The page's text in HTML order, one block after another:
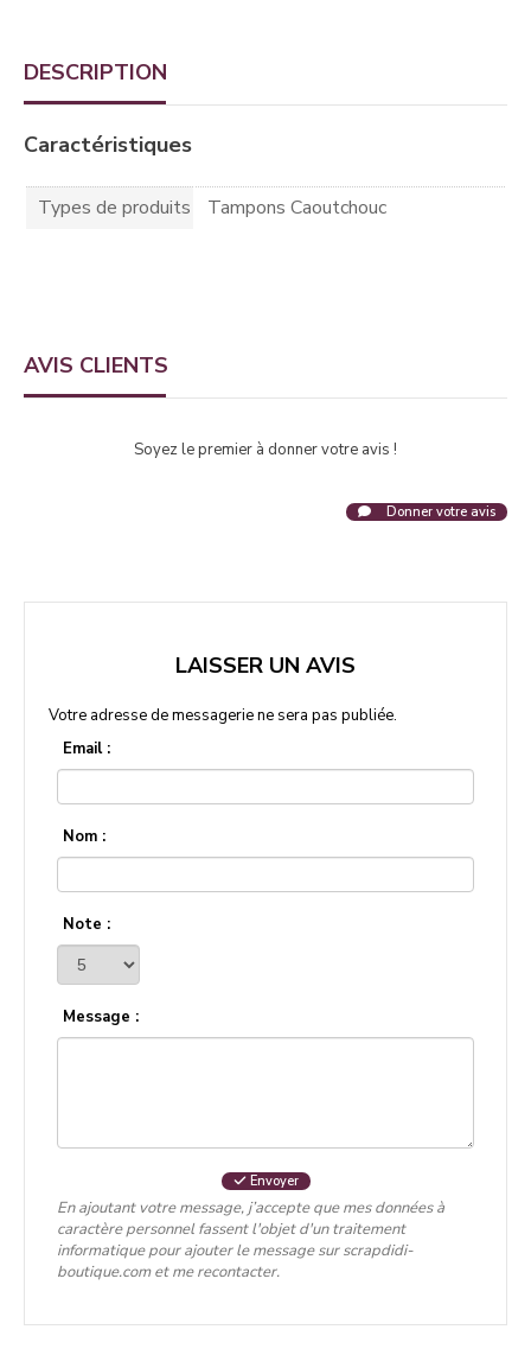
DESCRIPTION
Caractéristiques
Types de produits Tampons Caoutchouc
AVIS CLIENTS
Soyez le premier à donner votre avis !
Donner votre avis
LAISSER UN AVIS
Votre adresse de messagerie ne sera pas publiée.
Email :
Nom :
Note :
Message :
Envoyer
En ajoutant votre message, j’accepte que mes données à
caractère personnel fassent l'objet d'un traitement
informatique pour ajouter le message sur scrapdidi-
boutique.com et me recontacter.